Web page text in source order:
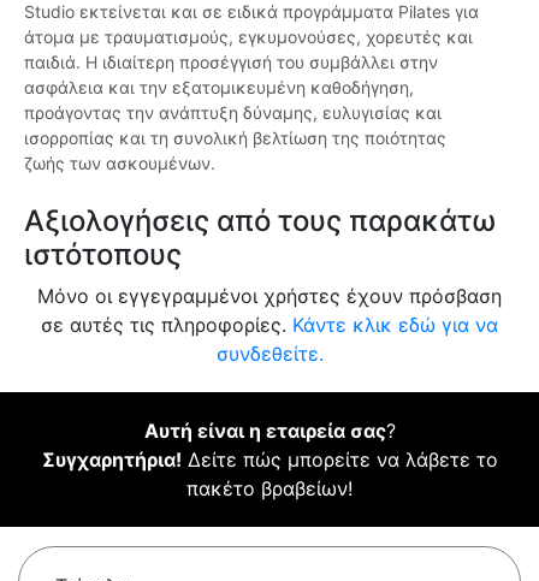
Studio εκτείνεται και σε ειδικά προγράμματα Pilates για
άτομα με τραυματισμούς, εγκυμονούσες, χορευτές και
παιδιά. Η ιδιαίτερη προσέγγισή του συμβάλλει στην
ασφάλεια και την εξατομικευμένη καθοδήγηση,
προάγοντας την ανάπτυξη δύναμης, ευλυγισίας και
ισορροπίας και τη συνολική βελτίωση της ποιότητας
ζωής των ασκουμένων.
Αξιολογήσεις από τους παρακάτω
ιστότοπους
Μόνο οι εγγεγραμμένοι χρήστες έχουν πρόσβαση
σε αυτές τις πληροφορίες. Κάντε κλικ εδώ για να
συνδεθείτε.
Αυτή είναι η εταιρεία σας?
Συγχαρητήρια! Δείτε πώς μπορείτε να λάβετε το
πακέτο βραβείων!